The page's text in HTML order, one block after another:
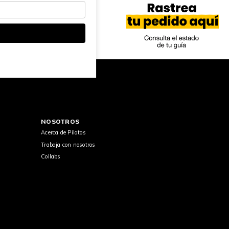
NOSOTROS
Acerca de Pilatos
Trabaja con nosotros
Collabs